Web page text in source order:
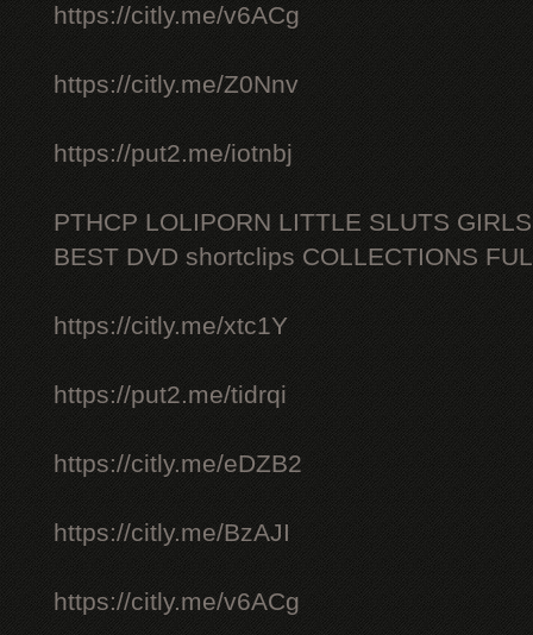
https://citly.me/v6ACg
https://citly.me/Z0Nnv
https://put2.me/iotnbj
PTHCP LOLIPORN LITTLE SLUTS
BEST DVD shortclips COLLECTIONS
https://citly.me/xtc1Y
https://put2.me/tidrqi
https://citly.me/eDZB2
https://citly.me/BzAJI
https://citly.me/v6ACg